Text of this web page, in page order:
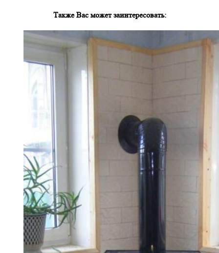
Также Вас может заинтересовать: